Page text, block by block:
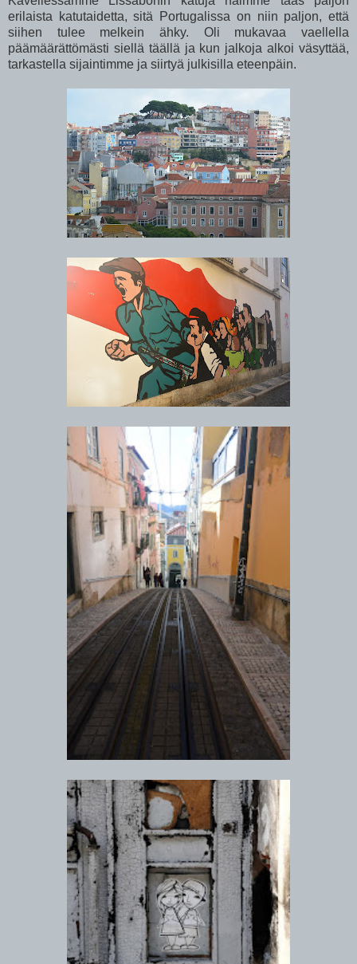
erilaista katutaidetta, sitä Portugalissa on niin paljon, että
siihen tulee melkein ähky. Oli mukavaa vaellella
päämäärättömästi siellä täällä ja kun jalkoja alkoi väsyttää,
tarkastella sijaintimme ja siirtyä julkisilla eteenpäin.